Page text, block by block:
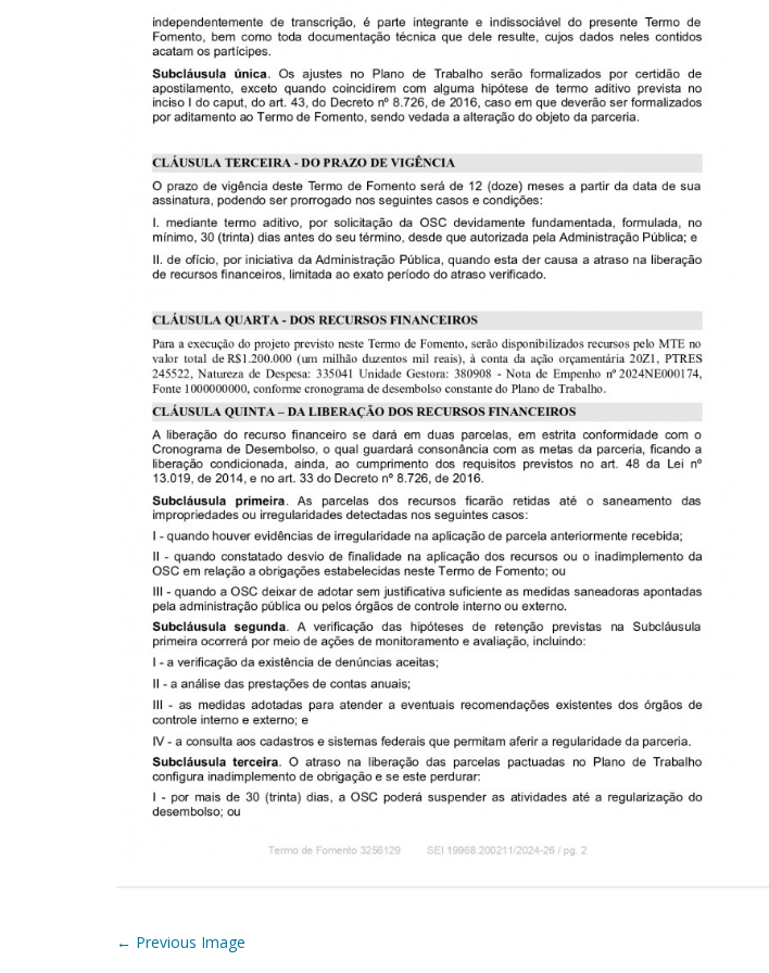
P
← Previous Image